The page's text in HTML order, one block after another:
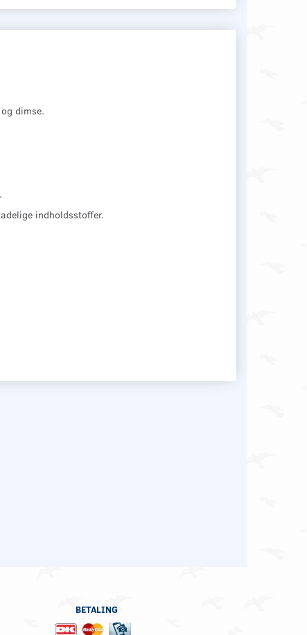
dimse.
indholdsstoffer.
BETALING